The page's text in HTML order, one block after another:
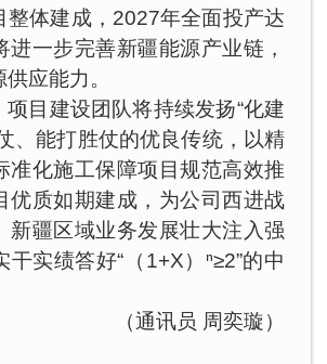
整体建成，2027年全面投产达
进一步完善新疆能源产业链，
应能力。
项目建设团队将持续发扬“化建
、能打胜仗的优良传统，以精
准化施工保障项目规范高效推
优质如期建成，为公司西进战
新疆区域业务发展壮大注入强
实绩答好“（1+X）ⁿ≥2”的中
（通讯员 周奕璇）